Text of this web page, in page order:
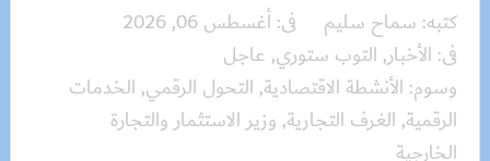
كتبه: سماح سليم فى:أغسطس 06, 2026
فى: الأخبار, التوب ستوري, عاجل
وسوم: الأنشطة الاقتصادية, التحول الرقمي, الخدمات
الرقمية, الغرف التجارية, وزير الاستثمار والتجارة
الخارجية